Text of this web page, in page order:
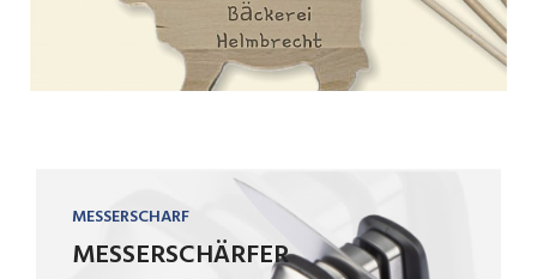
MESSERSCHARF
MESSERSCHÄRFER